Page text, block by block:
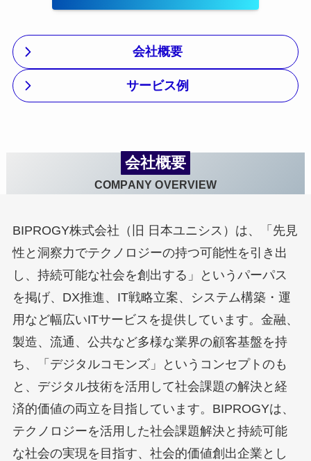
会社概要
サービス例
会社概要
COMPANY OVERVIEW
BIPROGY株式会社（旧 日本ユニシス）は、「先見
性と洞察力でテクノロジーの持つ可能性を引き出
し、持続可能な社会を創出する」というパーパス
を掲げ、DX推進、IT戦略立案、システム構築・運
用など幅広いITサービスを提供しています。金融、
製造、流通、公共など多様な業界の顧客基盤を持
ち、「デジタルコモンズ」というコンセプトのも
と、デジタル技術を活用して社会課題の解決と経
済的価値の両立を目指しています。BIPROGYは、
テクノロジーを活用した社会課題解決と持続可能
な社会の実現を目指す、社会的価値創出企業とし